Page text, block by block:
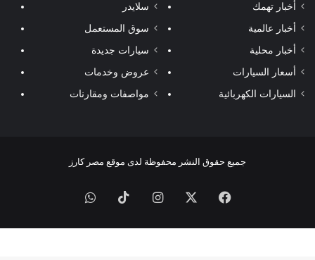
أخبار تهمك
أخبار عالمية
أخبار محلية
أسعار السيارات
السيارات الكهربائية
سلايدر
سوق المستعمل
سيارات جديدة
عروض وخدمات
مواصفات ومقارنات
جميع حقوق النشر محفوظة لدى موقع مصر كارز
فيسبوك انستقرام‫TikTokواتساب